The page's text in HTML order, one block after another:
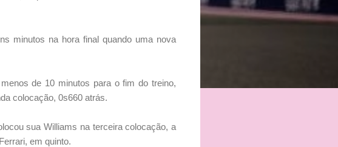
minutos na hora final quando uma nova
de 10 minutos para o fim do treino,
colocação, 0s660 atrás.
sua Williams na terceira colocação, a
em quinto.